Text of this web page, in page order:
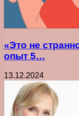
«Это не
опыт 5…
13.12.2024